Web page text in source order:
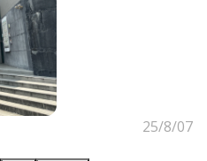
25/8/07